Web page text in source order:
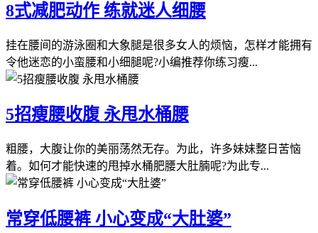
8式减肥动作 练就迷人细腰
挂在腰间的游泳圈和大象腿是很多女人的烦恼，怎样才能拥有
令他迷恋的小蛮腰和小细腿呢?小编推荐你练习瘦...
5招瘦腰收腹 永甩水桶腰
粗腰，大腹让你的美丽荡然无存。为此，许多妹妹整日苦恼
着。如何才能快速的甩掉水桶肥腰大肚腩呢?为此专...
常穿低腰裤 小心变成“大肚婆”